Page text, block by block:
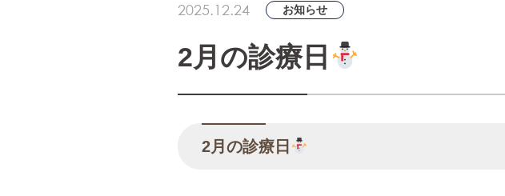
2025.12.24 お知らせ
2月の診療日
2月の診療日